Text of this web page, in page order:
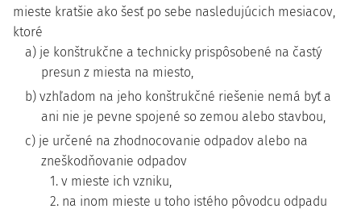
mieste kratšie ako šesť po sebe nasledujúcich mesiacov,
ktoré
a) je konštrukčne a technicky prispôsobené na častý
presun z miesta na miesto,
b) vzhľadom na jeho konštrukčné riešenie nemá byť a
ani nie je pevne spojené so zemou alebo stavbou,
c) je určené na zhodnocovanie odpadov alebo na
zneškodňovanie odpadov
1. v mieste ich vzniku,
2. na inom mieste u toho istého pôvodcu odpadu